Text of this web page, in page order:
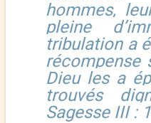
hommes,
pleine
tribulation a
récompense
Dieu les a
trouvés
Sagesse III :